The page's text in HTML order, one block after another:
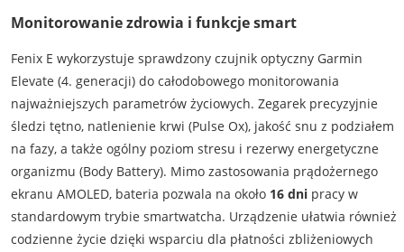
Monitorowanie zdrowia i funkcje smart
Fenix E wykorzystuje sprawdzony czujnik optyczny Garmin
Elevate (4. generacji) do całodobowego monitorowania
najważniejszych parametrów życiowych. Zegarek precyzyjnie
śledzi tętno, natlenienie krwi (Pulse Ox), jakość snu z podziałem
na fazy, a także ogólny poziom stresu i rezerwy energetyczne
organizmu (Body Battery). Mimo zastosowania prądożernego
ekranu AMOLED, bateria pozwala na około 16 dnipracy w
standardowym trybie smartwatcha. Urządzenie ułatwia również
codzienne życie dzięki wsparciu dla płatności zbliżeniowych